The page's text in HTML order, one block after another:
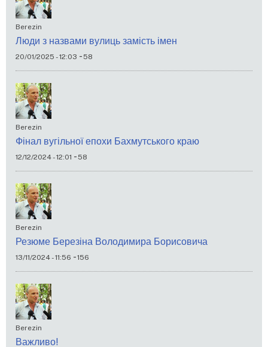
Berezin
Люди з назвами вулиць замість імен
20/01/2025 - 12:03 -58
Berezin
Фінал вугільної епохи Бахмутського краю
12/12/2024 - 12:01 -58
Berezin
Резюме Березіна Володимира Борисовича
13/11/2024 - 11:56 -156
Berezin
Важливо!